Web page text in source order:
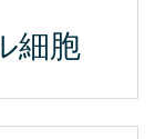
細胞